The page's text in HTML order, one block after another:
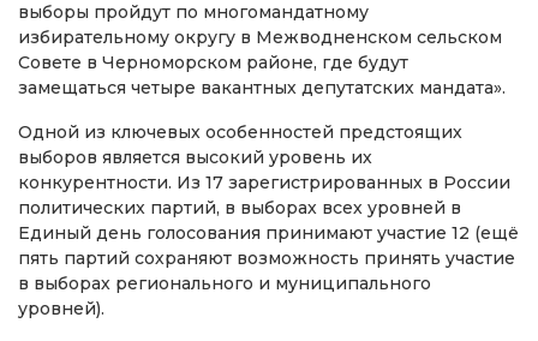
выборы пройдут по многомандатному
избирательному округу в Межводненском сельском
Совете в Черноморском районе, где будут
замещаться четыре вакантных депутатских мандата».
Одной из ключевых особенностей предстоящих
выборов является высокий уровень их
конкурентности. Из 17 зарегистрированных в России
политических партий, в выборах всех уровней в
Единый день голосования принимают участие 12 (ещё
пять партий сохраняют возможность принять участие
в выборах регионального и муниципального
уровней).